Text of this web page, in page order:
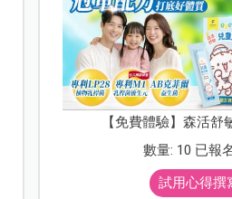
【免費體驗】森活舒
數量: 10 已報
試用心得撰